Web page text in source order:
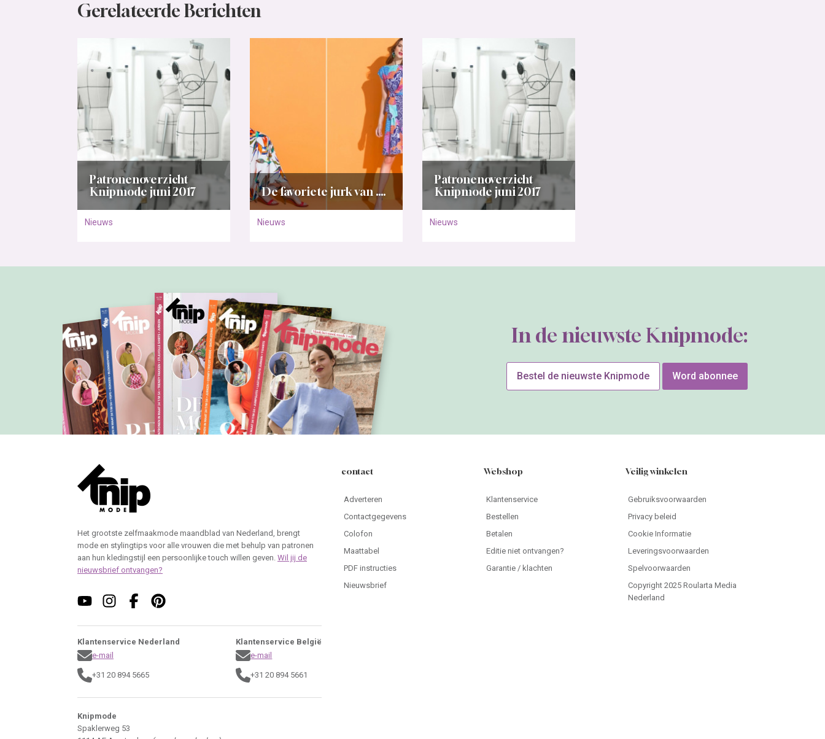
Gerelateerde Berichten
Patronenoverzicht
Knipmode juni 2017
Nieuws
De favoriete jurk van ….
Nieuws
Patronenoverzicht
Knipmode juni 2017
Nieuws
In de nieuwste Knipmode:
Bestel de nieuwste Knipmode Word abonnee
Het grootste zelfmaakmode maandblad van Nederland, brengt
mode en stylingtips voor alle vrouwen die met behulp van patronen
aan hun kledingstijl een persoonlijke touch willen geven. Wil jij de
nieuwsbrief ontvangen?
Klantenservice Nederland
e-mail
+31 20 894 5665
Klantenservice België
e-mail
+31 20 894 5661
Knipmode
Spaklerweg 53
contact
Adverteren
Contactgegevens
Colofon
Maattabel
PDF instructies
Nieuwsbrief
Webshop
Klantenservice
Bestellen
Betalen
Editie niet ontvangen?
Garantie / klachten
Veilig winkelen
Gebruiksvoorwaarden
Privacy beleid
Cookie Informatie
Leveringsvoorwaarden
Spelvoorwaarden
Copyright 2025 Roularta Media
Nederland